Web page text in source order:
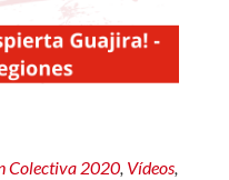
Colectiva 2020, Vídeos,